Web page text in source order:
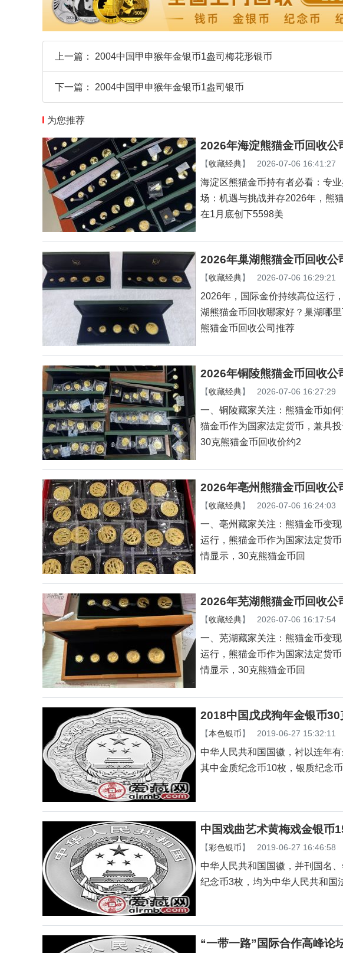
上一篇： 2004中国甲申猴年金银币1盎司梅花形银币
下一篇： 2004中国甲申猴年金银币1盎司银币
为您推荐
2026年海淀熊猫金币回收公
【收藏经典】 2026-07-06 16:41:27
海淀区熊猫金币持有者必看：专
场：机遇与挑战并存2026年，熊
在1月底创下5598美
2026年巢湖熊猫金币回收
【收藏经典】 2026-07-06 16:29:21
2026年，国际金价持续高位运行
湖熊猫金币回收哪家好？巢湖哪
熊猫金币回收公司推荐
2026年铜陵熊猫金币回收公
【收藏经典】 2026-07-06 16:27:29
一、铜陵藏家关注：熊猫金币如
猫金币作为国家法定货币，兼具
30克熊猫金币回收价约2
2026年亳州熊猫金币回收公
【收藏经典】 2026-07-06 16:24:03
一、亳州藏家关注：熊猫金币变
运行，熊猫金币作为国家法定货
情显示，30克熊猫金币回
2026年芜湖熊猫金币回收公
【收藏经典】 2026-07-06 16:17:54
一、芜湖藏家关注：熊猫金币变
运行，熊猫金币作为国家法定货
情显示，30克熊猫金币回
2018中国戊戌狗年金银币30
【本色银币】 2019-06-27 15:32:11
中华人民共和国国徽，衬以连年
其中金质纪念币10枚，银质纪念
中国戏曲艺术黄梅戏金银币
【彩色银币】 2019-06-27 16:46:58
中华人民共和国国徽，并刊国名
纪念币3枚，均为中华人民共和国
“一带一路”国际合作高峰论